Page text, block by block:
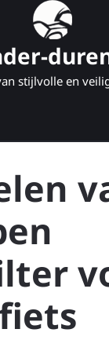
stijlvolle en